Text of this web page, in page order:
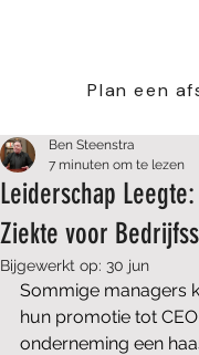
Plan een
Leiderschap
Ziekte voor
Ben Steenstra
7 minuten om te lezen
Bijgewerkt op: 30 jun
Sommige managers
hun promotie tot
onderneming een